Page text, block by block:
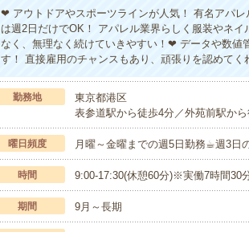
❤ アウトドアやスポーツラインが人気！ 有名アパ
は週2日だけでOK！ アパレル業界らしく服装やネ
なく、無理なく続けていきやすい！❤ データや数値
す！ 直接雇用のチャンスもあり、頑張りを認めてく
勤務地
東京都港区
表参道駅から徒歩4分／外苑前駅か
曜日頻度 月曜～金曜までの週5日勤務☕︎週3日
時間 9:00-17:30(休憩60分)※実働7時間30
期間 9月～長期